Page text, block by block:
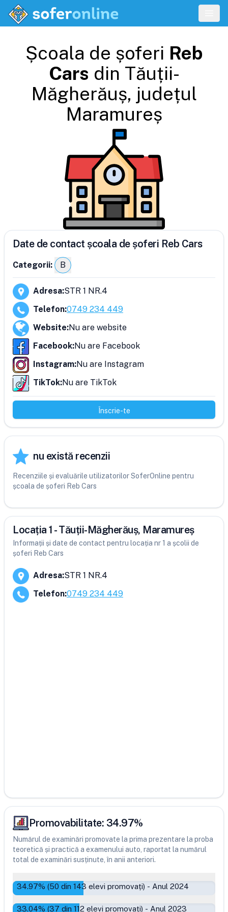
Școala de șoferi Reb
Cars din Tăuții-
Măgherăuș, județul
Maramureș
Date de contact școala de șoferi Reb Cars
Categorii: B
Adresa:STR 1 NR.4
Telefon:0749 234 449
Website:Nu are website
Facebook:Nu are Facebook
Instagram:Nu are Instagram
TikTok:Nu are TikTok
Înscrie-te
nu există recenzii
Recenziile și evaluările utilizatorilor SoferOnline pentru
școala de șoferi Reb Cars
Locația 1 - Tăuții-Măgherăuș, Maramureș
Informații și date de contact pentru locația nr 1 a școlii de
șoferi Reb Cars
Adresa:STR 1 NR.4
Telefon:0749 234 449
Promovabilitate: 34.97%
Numărul de examinări promovate la prima prezentare la proba
teoretică și practică a examenului auto, raportat la numărul
total de examinări susținute, în anii anteriori.
34.97% (50 din 143 elevi promovați) - Anul 2024
33.04% (37 din 112 elevi promovați) - Anul 2023